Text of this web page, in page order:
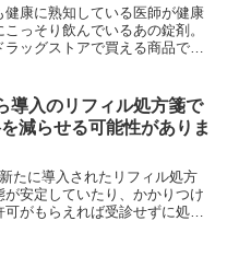
健康に熟知している医師が健康
こっそり飲んでいるあの錠剤。
ラッグストアで買える商品でし
毎日飲んでいます。
導入のリフィル処方箋で
減らせる可能性がありま
たに導入されたリフィル処方
が安定していたり、かかりつけ
可がもらえれば受診せずに処方